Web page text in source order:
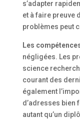
s’adapter
et à faire preuve
problèmes peut
Les
négligées. Les
science
courant des
également
d’adresses bien
autant qu’un